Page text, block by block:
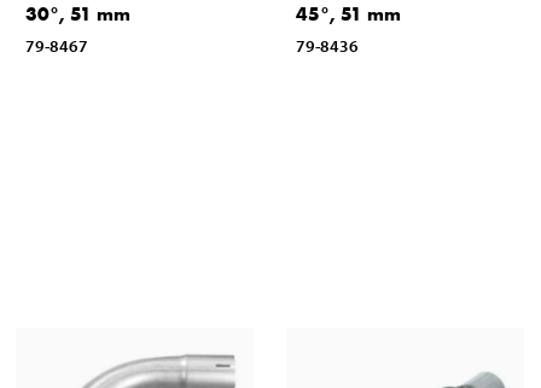
30°, 51 mm
79-8467
45°, 51 mm
79-8436